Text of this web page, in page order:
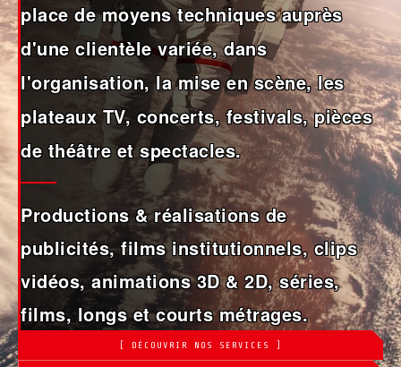
place de moyens techniques auprès
d'une clientèle variée, dans
l'organisation, la mise en scène, les
plateaux TV, concerts, festivals, pièces
de théâtre et spectacles.
Productions & réalisations de
publicités, films institutionnels, clips
vidéos, animations 3D & 2D, séries,
films, longs et courts métrages.
[ DÉCOUVRIR NOS SERVICES ]